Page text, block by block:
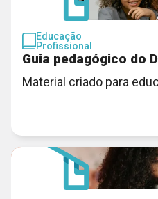
Educação
Profissional
Guia pedagógico do
Material criado para